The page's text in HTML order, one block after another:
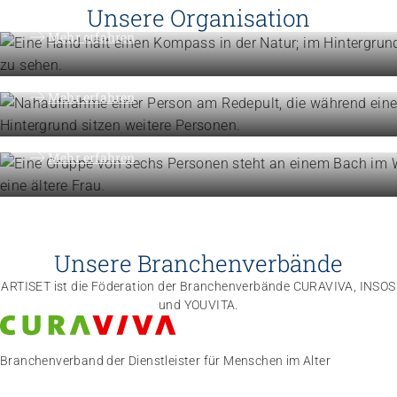
Unsere Organisation
Mehr erfahren
Engagement
Politik und Positionen
Mehr erfahren
Organisation
Die Föderation im Überblick
Mehr erfahren
Unsere Branchenverbände
ARTISET ist die Föderation der Branchenverbände CURAVIVA, INSOS
und YOUVITA.
Branchenverband der Dienstleister für Menschen im Alter